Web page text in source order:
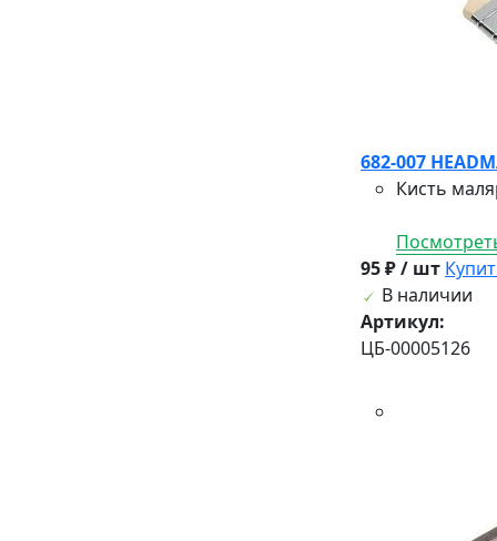
682-007
Кисть
95 ₽ / шт
В наличии
Артикул:
ЦБ-00005126